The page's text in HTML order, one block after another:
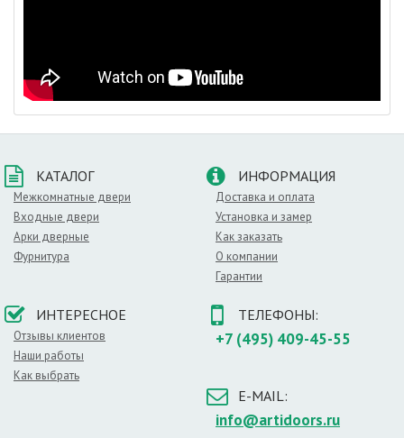
КАТАЛОГ
Межкомнатные двери
Входные двери
Арки дверные
Фурнитура
ИНФОРМАЦИЯ
Доставка и оплата
Установка и замер
Как заказать
О компании
Гарантии
ИНТЕРЕСНОЕ
Отзывы клиентов
Наши работы
Как выбрать
ТЕЛЕФОНЫ:
+7 (495) 409-45-55
E-MAIL:
info@artidoors.ru